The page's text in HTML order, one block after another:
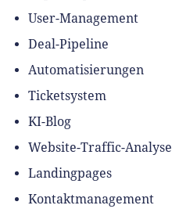
User-Management
Deal-Pipeline
Automatisierungen
Ticketsystem
KI-Blog
Website-Traffic-Analyse
Landingpages
Kontaktmanagement